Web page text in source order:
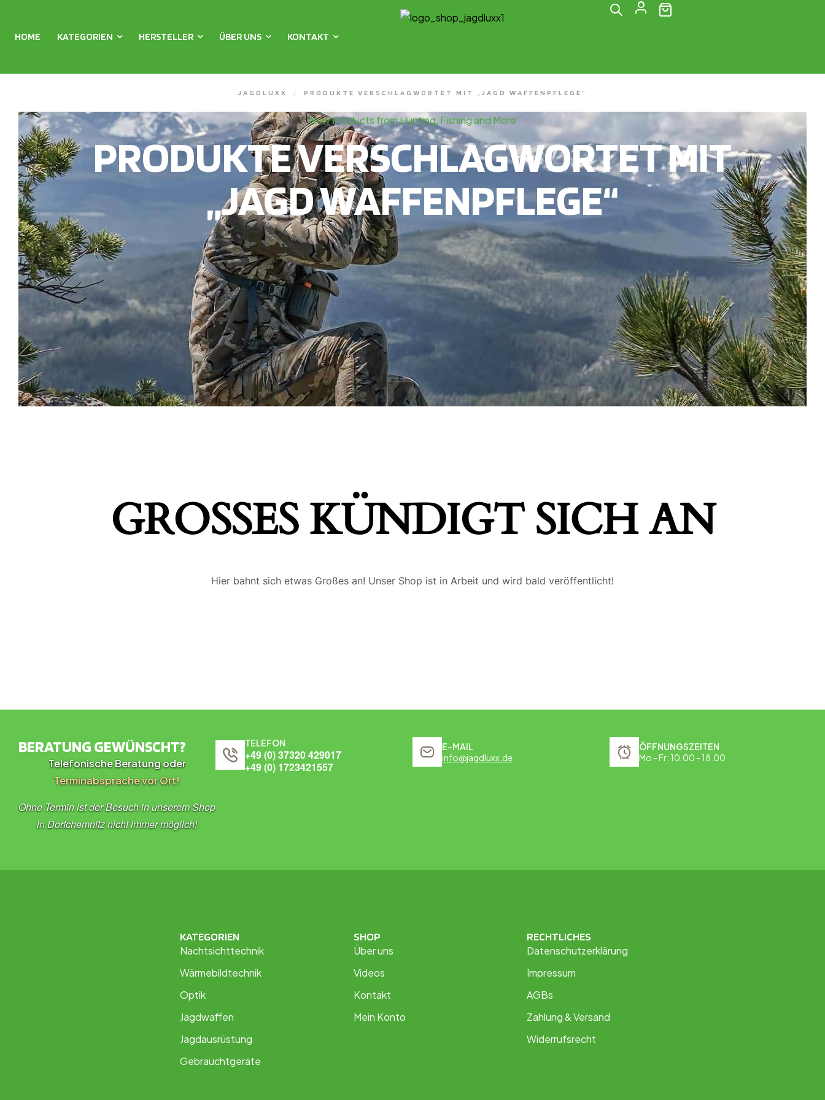
HOME KATEGORIEN HERSTELLER ÜBER UNS KONTAKT
JAGDLUXX / PRODUKTE VERSCHLAGWORTET MIT „JAGD WAFFENPFLEGE“
New Products from Hunting, Fishing and More
PRODUKTE VERSCHLAGWORTET MIT
„JAGD WAFFENPFLEGE“
GROSSES KÜNDIGT SICH AN
Hier bahnt sich etwas Großes an! Unser Shop ist in Arbeit und wird bald veröffentlicht!
BERATUNG GEWÜNSCHT?
Telefonische Beratung oder
Terminabsprache vor Ort!
Ohne Termin ist der Besuch in unserem Shop
in Dorfchemnitz nicht immer möglich!
TELEFON
+49 (0) 37320 429017
+49 (0) 1723421557
E-MAIL
info@jagdluxx.de
ÖFFNUNGSZEITEN
Mo - Fr: 10.00 - 18.00
KATEGORIEN
Nachtsichttechnik
Wärmebildtechnik
Optik
Jagdwaffen
Jagdausrüstung
Gebrauchtgeräte
SHOP
Über uns
Videos
Kontakt
Mein Konto
RECHTLICHES
Datenschutzerklärung
Impressum
AGBs
Zahlung & Versand
Widerrufsrecht